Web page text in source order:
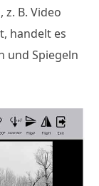
B. Video
handelt es
und Spiegeln